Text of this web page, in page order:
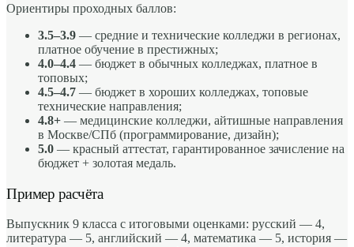
Ориентиры проходных баллов:
3.5–3.9 — средние и технические колледжи в регионах,
платное обучение в престижных;
4.0–4.4 — бюджет в обычных колледжах, платное в
топовых;
4.5–4.7 — бюджет в хороших колледжах, топовые
технические направления;
4.8+ — медицинские колледжи, айтишные направления
в Москве/СПб (программирование, дизайн);
5.0 — красный аттестат, гарантированное зачисление на
бюджет + золотая медаль.
Пример расчёта
Выпускник 9 класса с итоговыми оценками: русский — 4,
литература — 5, английский — 4, математика — 5, история —